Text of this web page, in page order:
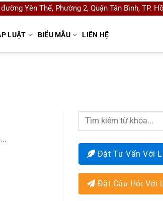
Yên Thế, Phường 2, Quận Tân Bình, TP.
LUẬT BIỂU MẪU LIÊN HỆ
Đặt Tư Vấn Với
Đặt Câu Hỏi Với